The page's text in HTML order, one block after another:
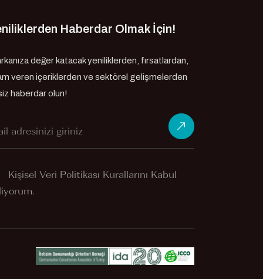
Haberdar Olmak İçin!
değer katacak yeniliklerden, fırsatlardan,
veren içeriklerden ve sektörel gelişmelerden
haberdar olun!
Kişisel Veri Politikası Kurallarını Kabul